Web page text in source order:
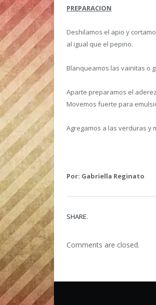
PREPARACION
Deshilamos el apio y
al igual que el pepino.
Blanqueamos las vainitas o
Aparte preparamos el
Movemos fuerte para
Agregamos a las verduras y
Por: Gabriella Reginato
SHARE.
Comments are closed.